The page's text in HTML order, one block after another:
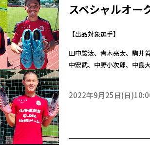
スペシャルオー
【出品対象選手】
田中駿汰、青木亮太、駒井
中宏武、中野小次郎、中島
2022年9月25日(日